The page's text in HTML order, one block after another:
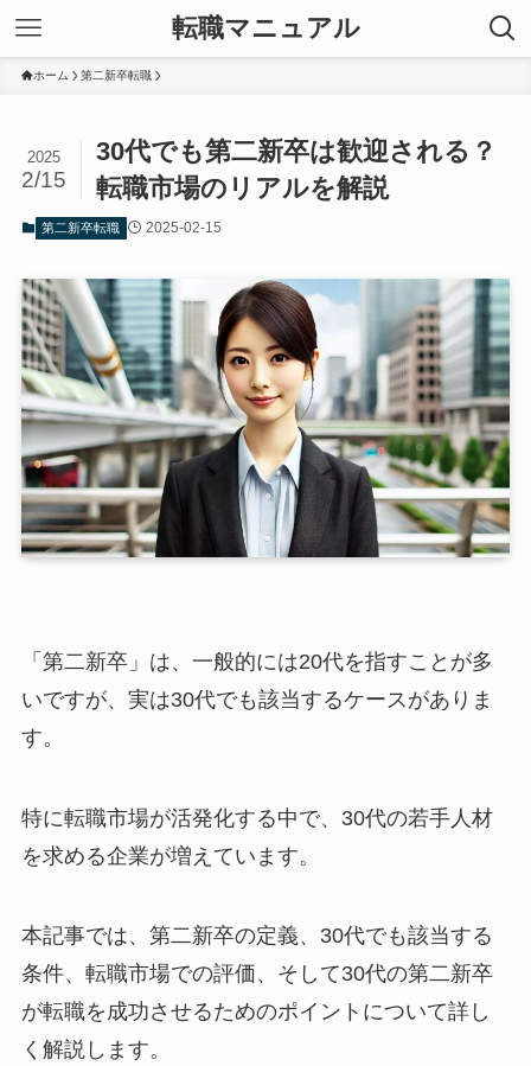
転職マニュアル
ホーム 第二新卒転職
30代でも第二新卒は歓迎される？
転職市場のリアルを解説
2025
2/15
第二新卒転職 2025-02-15
「第二新卒」は、一般的には20代を指すことが多
いですが、実は30代でも該当するケースがありま
す。
特に転職市場が活発化する中で、30代の若手人材
を求める企業が増えています。
本記事では、第二新卒の定義、30代でも該当する
条件、転職市場での評価、そして30代の第二新卒
が転職を成功させるためのポイントについて詳し
く解説します。